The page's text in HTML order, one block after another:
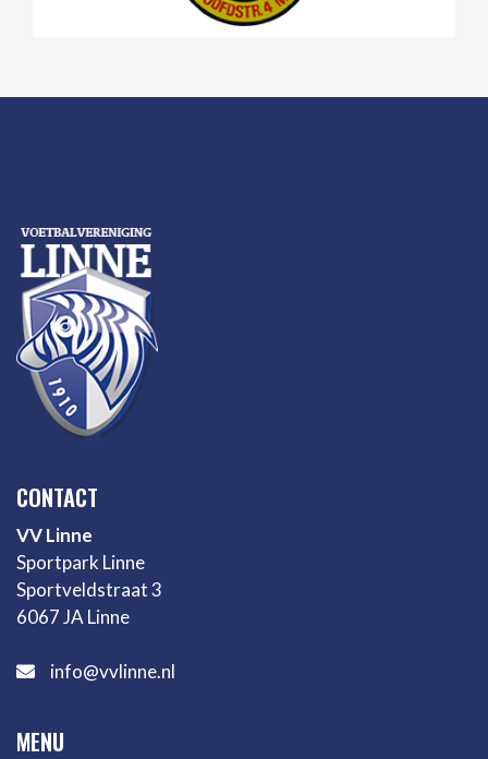
CONTACT
VV Linne
Sportpark Linne
Sportveldstraat 3
6067 JA Linne
info@vvlinne.nl
MENU